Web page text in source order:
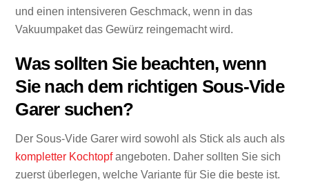
und einen intensiveren Geschmack, wenn in das
Vakuumpaket das Gewürz reingemacht wird.
Was sollten Sie beachten, wenn
Sie nach dem richtigen Sous-Vide
Garer suchen?
Der Sous-Vide Garer wird sowohl als Stick als auch als
kompletter Kochtopfangeboten. Daher sollten Sie sich
zuerst überlegen, welche Variante für Sie die beste ist.